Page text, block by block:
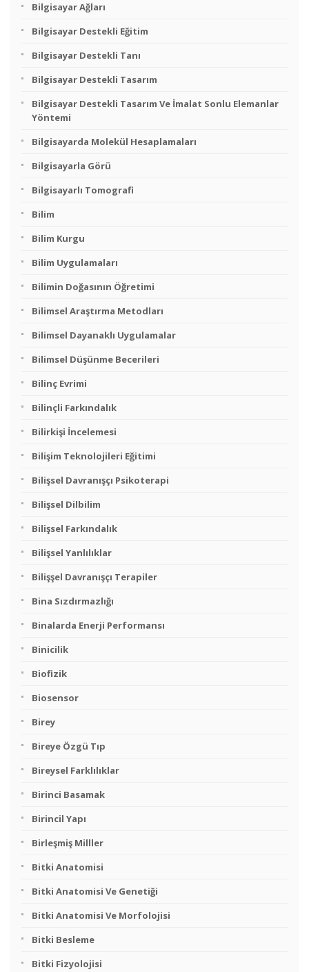
Bilgisayar Ağları
Bilgisayar Destekli Eğitim
Bilgisayar Destekli Tanı
Bilgisayar Destekli Tasarım
Bilgisayar Destekli Tasarım Ve İmalat Sonlu Elemanlar
Yöntemi
Bilgisayarda Molekül Hesaplamaları
Bilgisayarla Görü
Bilgisayarlı Tomografi
Bilim
Bilim Kurgu
Bilim Uygulamaları
Bilimin Doğasının Öğretimi
Bilimsel Araştırma Metodları
Bilimsel Dayanaklı Uygulamalar
Bilimsel Düşünme Becerileri
Bilinç Evrimi
Bilinçli Farkındalık
Bilirkişi İncelemesi
Bilişim Teknolojileri Eğitimi
Bilişsel Davranışçı Psikoterapi
Bilişsel Dilbilim
Bilişsel Farkındalık
Bilişsel Yanlılıklar
Bilişşel Davranışçı Terapiler
Bina Sızdırmazlığı
Binalarda Enerji Performansı
Binicilik
Biofizik
Biosensor
Birey
Bireye Özgü Tıp
Bireysel Farklılıklar
Birinci Basamak
Birincil Yapı
Birleşmiş Milller
Bitki Anatomisi
Bitki Anatomisi Ve Genetiği
Bitki Anatomisi Ve Morfolojisi
Bitki Besleme
Bitki Fizyolojisi